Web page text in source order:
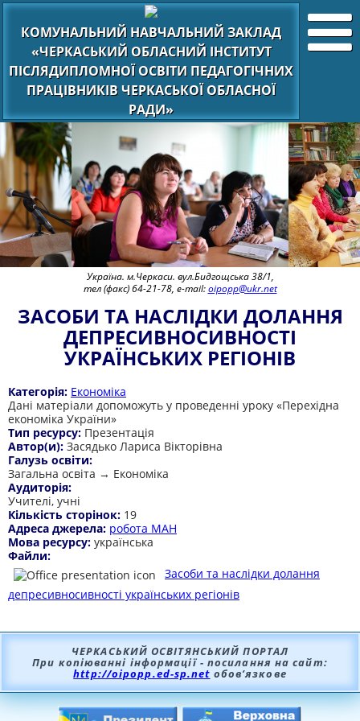
КОМУНАЛЬНИЙ НАВЧАЛЬНИЙ ЗАКЛАД
«ЧЕРКАСЬКИЙ ОБЛАСНИЙ ІНСТИТУТ
ПІСЛЯДИПЛОМНОЇ ОСВІТИ ПЕДАГОГІЧНИХ
ПРАЦІВНИКІВ ЧЕРКАСЬКОЇ ОБЛАСНОЇ
РАДИ»
Україна. м.Черкаси. вул.Бидгощська 38/1,
тел (факс) 64-21-78, e-mail:oipopp@ukr.net
ЗАСОБИ ТА НАСЛІДКИ ДОЛАННЯ
ДЕПРЕСИВНОСИВНОСТІ
УКРАЇНСЬКИХ РЕГІОНІВ
Категорія: Економіка
Дані матеріали допоможуть у проведенні уроку «Перехідна
економіка України»
Тип ресурсу: Презентація
Автор(и): Засядько Лариса Вікторівна
Галузь освіти:
Загальна освіта → Економіка
Аудиторія:
Учителі, учні
Кількість сторінок: 19
Адреса джерела: робота МАН
Мова ресурсу: українська
Файли:
Засоби та наслідки долання
депресивносивності українських регіонів
ЧЕРКАСЬКИЙ ОСВІТЯНСЬКИЙ ПОРТАЛ
При копіюванні інформації - посилання на сайт:
http://oipopp.ed-sp.net обов’язкове